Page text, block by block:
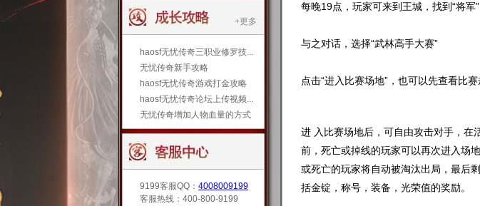
+更多
haosf无忧传奇三职业修罗技...
无忧传奇新手攻略
haosf无忧传奇游戏打金攻略
haosf无忧传奇论坛上传视频...
无忧传奇增加人物血量的方式
9199客服QQ： 4008009199
客服热线：400-800-9199
每晚19点，玩家可来到王城，找到“将军”
与之对话，选择“武林高手大赛”
点击“进入比赛场地”，也可以先查看比赛
进 入比赛场地后，可自由攻击对手，在
前，死亡或掉线的玩家可以再次进入场
或死亡的玩家将自动被淘汰出局，最后
括金锭，称号，装备，光荣值的奖励。